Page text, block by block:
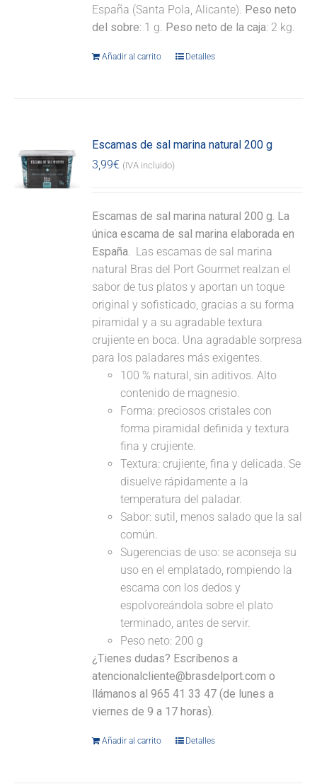
España (Santa Pola, Alicante). Peso neto
del sobre: 1 g. Peso neto de la caja: 2 kg.
Añadir al carrito Detalles
Escamas de sal marina natural 200 g
3,99€ (IVA incluido)
Escamas de sal marina natural 200 g. La
única escama de sal marina elaborada en
España. Las escamas de sal marina
natural Bras del Port Gourmet realzan el
sabor de tus platos y aportan un toque
original y sofisticado, gracias a su forma
piramidal y a su agradable textura
crujiente en boca. Una agradable sorpresa
para los paladares más exigentes.
100 % natural, sin aditivos. Alto
contenido de magnesio.
Forma: preciosos cristales con
forma piramidal definida y textura
fina y crujiente.
Textura: crujiente, fina y delicada. Se
disuelve rápidamente a la
temperatura del paladar.
Sabor: sutil, menos salado que la sal
común.
Sugerencias de uso: se aconseja su
uso en el emplatado, rompiendo la
escama con los dedos y
espolvoreándola sobre el plato
terminado, antes de servir.
Peso neto: 200 g
¿Tienes dudas? Escríbenos a
atencionalcliente@brasdelport.com o
llámanos al 965 41 33 47 (de lunes a
viernes de 9 a 17 horas).
Añadir al carrito Detalles